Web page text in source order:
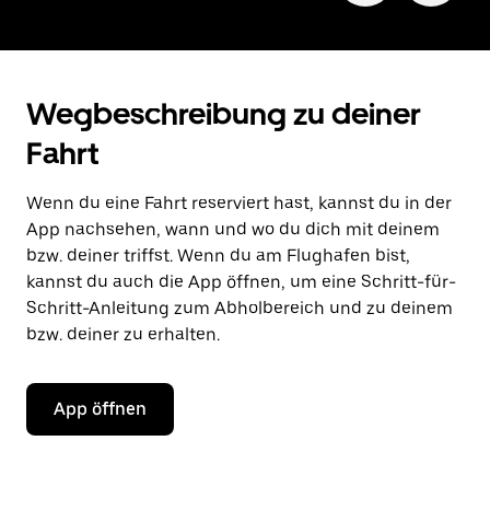
Wegbeschreibung zu deiner
Fahrt
Wenn du eine Fahrt reserviert hast, kannst du in der
App nachsehen, wann und wo du dich mit deinem
bzw. deiner triffst. Wenn du am Flughafen bist,
kannst du auch die App öffnen, um eine Schritt-für-
Schritt-Anleitung zum Abholbereich und zu deinem
bzw. deiner zu erhalten.
App öffnen